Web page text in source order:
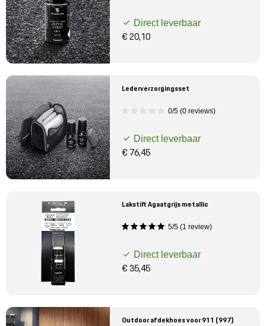
Direct leverbaar
€ 20,10
Lederverzorgingsset
0/5 (0 reviews)
Direct leverbaar
€ 76,45
Lakstift Agaatgrijs metallic
5/5 (1 review)
Direct leverbaar
€ 35,45
Outdoor afdekhoes voor 911 (997)